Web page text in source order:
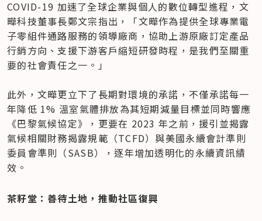
COVID-19 加速了全球企業與個人的數位轉型進程，文
曄科技董事長鄭文宗指出，「文曄作為提供全球專業電
子零組件通路服務的領導廠商，協助上游原廠訂定產品
行銷方向、支援下游客戶縮短研發時程，是我們至關重
要的社會責任之一。」
此外，文曄更立下了長期對環境的承諾，不僅承諾每一
年降低 1% 溫室氣體排放為其短期減量目標並同時響應
《巴黎氣候協定》，更要在 2023 年之前，援引並揭露
氣候相關財務揭露規範（TCFD）與美國永續會計準則
委員會準則（SASB），逐年增加透明化的永續資訊績
效。
茶籽堂：善待土地，推動社區復興